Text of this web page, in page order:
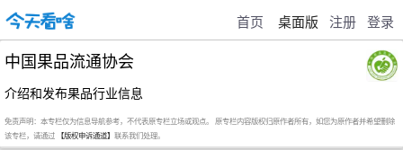
首页 桌面版 注册 登录
中国果品流通协会
介绍和发布果品行业信息
免责声明：本专栏仅为信息导航参考，不代表原专栏立场或观点。 原专栏内容版权归原作者所有，如您为原作者并希望删除
该专栏，请通过 【版权申诉通道】 联系我们处理。